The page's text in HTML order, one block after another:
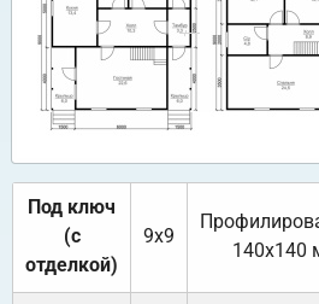
Под ключ
(с
отделкой)
9х9
140х140